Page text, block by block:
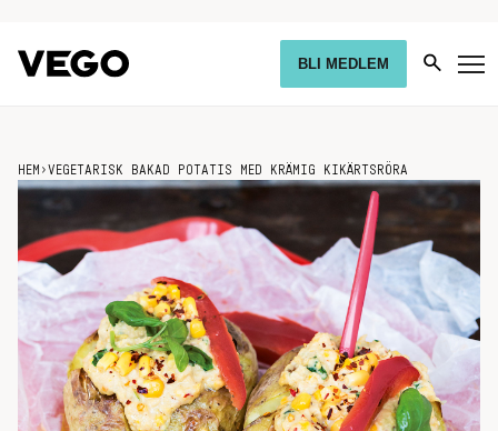
BLI MEDLEM
HEM ›VEGETARISK BAKAD POTATIS MED KRÄMIG KIKÄRTSRÖRA